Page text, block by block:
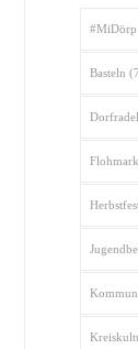
#MiDörp
Basteln